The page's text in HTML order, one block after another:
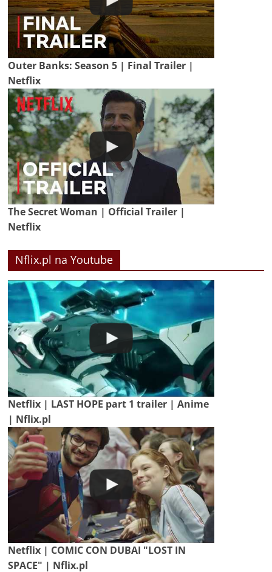
Outer Banks: Season 5 | Final Trailer |
Netflix
The Secret Woman | Official Trailer |
Netflix
Nflix.pl na Youtube
Netflix | LAST HOPE part 1 trailer | Anime
| Nflix.pl
Netflix | COMIC CON DUBAI "LOST IN
SPACE" | Nflix.pl